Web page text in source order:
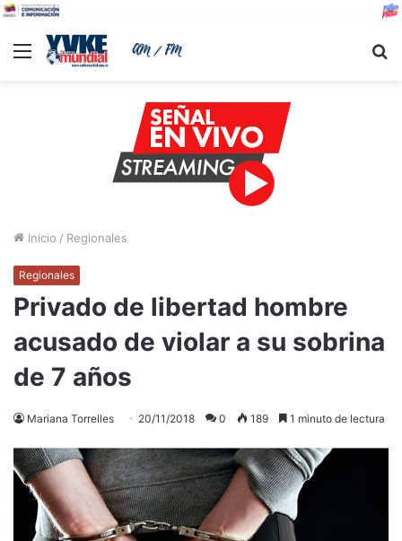
Menu
Inicio / Regionales
Regionales
Privado de libertad hombre
acusado de violar a su sobrina
de 7 años
Mariana Torrelles 20/11/2018 0 189 1 minuto de lectura